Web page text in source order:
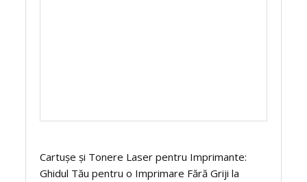
Cartușe și Tonere Laser pentru Imprimante:
Ghidul Tău pentru o Imprimare Fără Griji la